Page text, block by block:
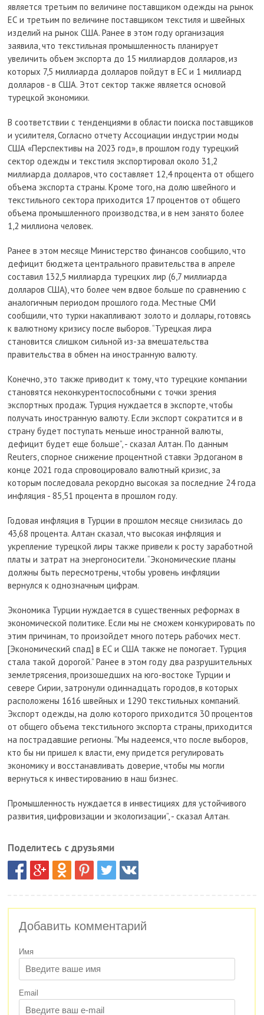
является третьим по величине поставщиком одежды на рынок
ЕС и третьим по величине поставщиком текстиля и швейных
изделий на рынок США. Ранее в этом году организация
заявила, что текстильная промышленность планирует
увеличить объем экспорта до 15 миллиардов долларов, из
которых 7,5 миллиарда долларов пойдут в ЕС и 1 миллиард
долларов - в США. Этот сектор также является основой
турецкой экономики.
В соответствии с тенденциями в области поиска поставщиков
и усилителя, Согласно отчету Ассоциации индустрии моды
США «Перспективы на 2023 год», в прошлом году турецкий
сектор одежды и текстиля экспортировал около 31,2
миллиарда долларов, что составляет 12,4 процента от общего
объема экспорта страны. Кроме того, на долю швейного и
текстильного сектора приходится 17 процентов от общего
объема промышленного производства, и в нем занято более
1,2 миллиона человек.
Ранее в этом месяце Министерство финансов сообщило, что
дефицит бюджета центрального правительства в апреле
составил 132,5 миллиарда турецких лир (6,7 миллиарда
долларов США), что более чем вдвое больше по сравнению с
аналогичным периодом прошлого года. Местные СМИ
сообщили, что турки накапливают золото и доллары, готовясь
к валютному кризису после выборов. “Турецкая лира
становится слишком сильной из-за вмешательства
правительства в обмен на иностранную валюту.
Конечно, это также приводит к тому, что турецкие компании
становятся неконкурентоспособными с точки зрения
экспортных продаж. Турция нуждается в экспорте, чтобы
получать иностранную валюту. Если экспорт сократится и в
страну будет поступать меньше иностранной валюты,
дефицит будет еще больше”, - сказал Алтан. По данным
Reuters, спорное снижение процентной ставки Эрдоганом в
конце 2021 года спровоцировало валютный кризис, за
которым последовала рекордно высокая за последние 24 года
инфляция - 85,51 процента в прошлом году.
Годовая инфляция в Турции в прошлом месяце снизилась до
43,68 процента. Алтан сказал, что высокая инфляция и
укрепление турецкой лиры также привели к росту заработной
платы и затрат на энергоносители. “Экономические планы
должны быть пересмотрены, чтобы уровень инфляции
вернулся к однозначным цифрам.
Экономика Турции нуждается в существенных реформах в
экономической политике. Если мы не сможем конкурировать по
этим причинам, то произойдет много потерь рабочих мест.
[Экономический спад] в ЕС и США также не помогает. Турция
стала такой дорогой.” Ранее в этом году два разрушительных
землетрясения, произошедших на юго-востоке Турции и
севере Сирии, затронули одиннадцать городов, в которых
расположены 1616 швейных и 1290 текстильных компаний.
Экспорт одежды, на долю которого приходится 30 процентов
от общего объема текстильного экспорта страны, приходится
на пострадавшие регионы. “Мы надеемся, что после выборов,
кто бы ни пришел к власти, ему придется регулировать
экономику и восстанавливать доверие, чтобы мы могли
вернуться к инвестированию в наш бизнес.
Промышленность нуждается в инвестициях для устойчивого
развития, цифровизации и экологизации”, - сказал Алтан.
Поделитесь с друзьями
Добавить комментарий
Имя
Email